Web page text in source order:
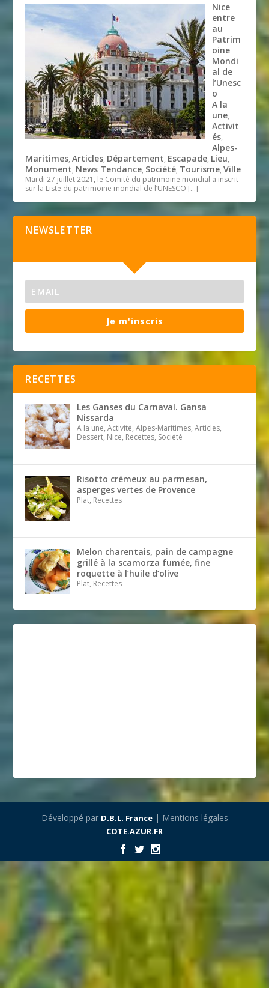
Nice
entre
au
Patrim
oine
Mondi
al de
l’Unesc
o
A la
une,
Activit
és,
Alpes-
Maritimes,Articles, Département, Escapade, Lieu,
Monument, News Tendance, Société, Tourisme,Ville
Mardi 27 juillet 2021, le Comité du patrimoine mondial a inscrit
sur la Liste du patrimoine mondial de l’UNESCO […]
NEWSLETTER
Je m'inscris
RECETTES
Les Ganses du Carnaval. Gansa
Nissarda
A la une, Activité, Alpes-Maritimes, Articles,
Dessert, Nice, Recettes, Société
Risotto crémeux au parmesan,
asperges vertes de Provence
Plat, Recettes
Melon charentais, pain de campagne
grillé à la scamorza fumée, fine
roquette à l’huile d’olive
Plat, Recettes
Développé par D.B.L. France| Mentions légales
COTE.AZUR.FR